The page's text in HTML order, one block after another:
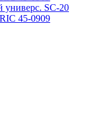
универс. SC-20
45-0909